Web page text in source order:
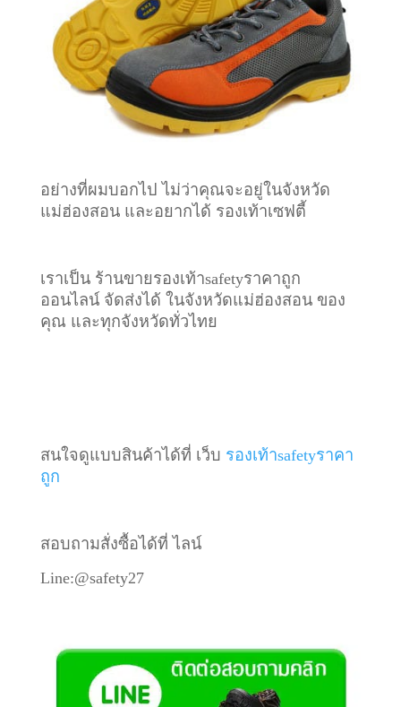
อย่างที่ผมบอกไป ไม่ว่าคุณจะอยู่ในจังหวัด
แม่ฮ่องสอน และอยากได้ รองเท้าเซฟตี้
เราเป็น ร้านขายรองเท้าsafetyราคาถูก
ออนไลน์ จัดส่งได้ ในจังหวัดแม่ฮ่องสอน ของ
คุณ และทุกจังหวัดทั่วไทย
สนใจดูแบบสินค้าได้ที่ เว็บ รองเท้าsafetyราคา
ถูก
สอบถามสั่งซื้อได้ที่ ไลน์
Line:@safety27